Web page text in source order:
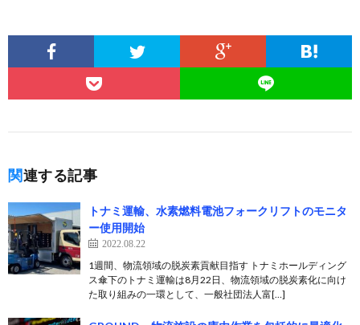
関連する記事
トナミ運輸、水素燃料電池フォークリフトのモニタ
ー使用開始
2022.08.22
1週間、物流領域の脱炭素貢献目指す トナミホールディング
ス傘下のトナミ運輸は8月22日、物流領域の脱炭素化に向け
た取り組みの一環として、一般社団法人富[…]